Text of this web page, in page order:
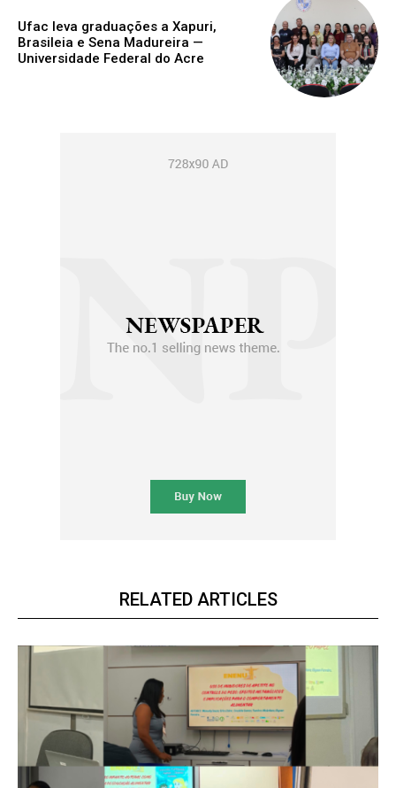
Ufac leva graduações a Xapuri,
Brasileia e Sena Madureira —
Universidade Federal do Acre
RELATED ARTICLES